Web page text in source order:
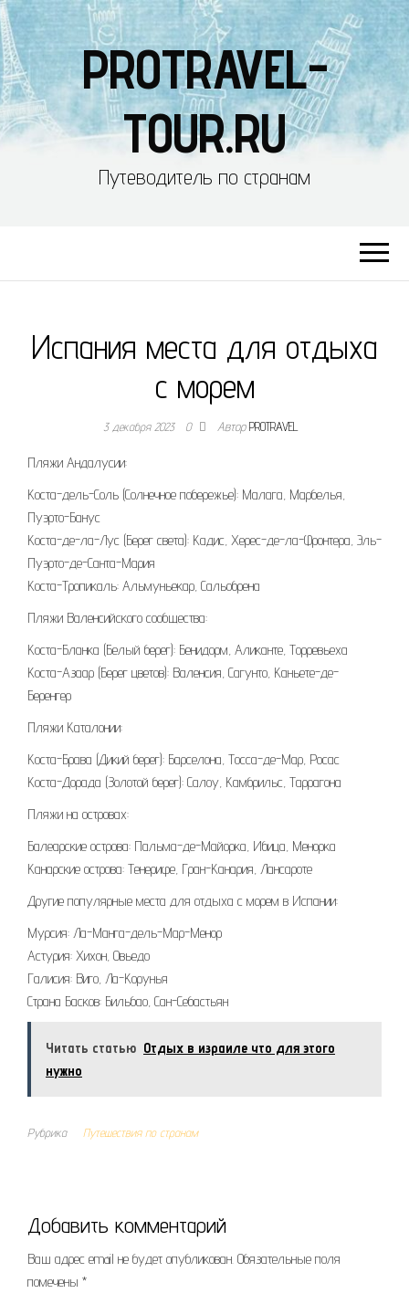
PROTRAVEL-
TOUR.RU
Путеводитель по странам
Испания места для отдыха
с морем
3 декабря 2023 0 АвторPROTRAVEL
Пляжи Андалусии:
Коста-дель-Соль (Солнечное побережье): Малага, Марбелья,
Пуэрто-Банус
Коста-де-ла-Лус (Берег света): Кадис, Херес-де-ла-Фронтера, Эль-
Пуэрто-де-Санта-Мария
Коста-Тропикаль: Альмуньекар, Сальобрена
Пляжи Валенсийского сообщества:
Коста-Бланка (Белый берег): Бенидорм, Аликанте, Торревьеха
Коста-Азаар (Берег цветов): Валенсия, Сагунто, Каньете-де-
Беренгер
Пляжи Каталонии:
Коста-Брава (Дикий берег): Барселона, Тосса-де-Мар, Росас
Коста-Дорада (Золотой берег): Салоу, Камбрильс, Таррагона
Пляжи на островах:
Балеарские острова: Пальма-де-Майорка, Ибица, Менорка
Канарские острова: Тенерифе, Гран-Канария, Лансароте
Другие популярные места для отдыха с морем в Испании:
Мурсия: Ла-Манга-дель-Мар-Менор
Астурия: Хихон, Овьедо
Галисия: Виго, Ла-Корунья
Страна Басков: Бильбао, Сан-Себастьян
Читать статью Отдых в израиле что для этого
нужно
Рубрика Путешествия по странам
Добавить комментарий
Ваш адрес email не будет опубликован. Обязательные поля
помечены *